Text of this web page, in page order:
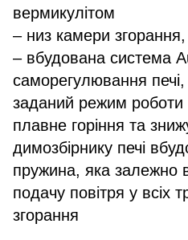
вермикулітом
– низ камери
– вбудована система
саморегулювання
заданий режим роботи
плавне горіння та
димозбірнику печі
пружина, яка залежно
подачу повітря у всіх
згорання